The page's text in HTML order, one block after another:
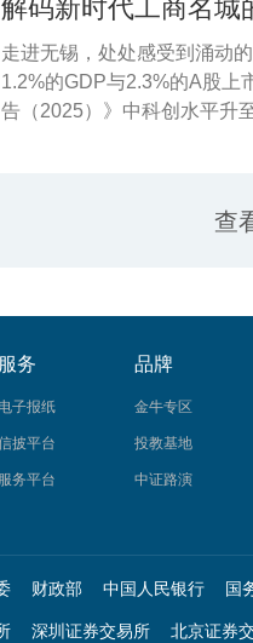
解码新时代工商名
走进无锡，处处感受到涌动
1.2%的GDP与2.3%的A股上
告（2025）》中科创水平升
查